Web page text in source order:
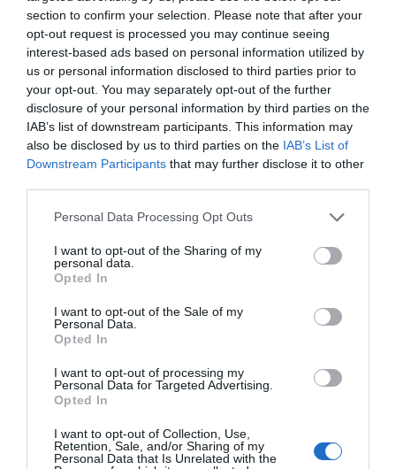
section to confirm your selection. Please note that after your
opt-out request is processed you may continue seeing
interest-based ads based on personal information utilized by
us or personal information disclosed to third parties prior to
your opt-out. You may separately opt-out of the further
disclosure of your personal information by third parties on the
IAB’s list of downstream participants. This information may
also be disclosed by us to third parties on the IAB’s List of
Downstream Participants that may further disclose it to other
Personal Data Processing Opt Outs
I want to opt-out of the Sharing of my
personal data.
Opted In
I want to opt-out of the Sale of my
Personal Data.
Opted In
I want to opt-out of processing my
Personal Data for Targeted Advertising.
Opted In
I want to opt-out of Collection, Use,
Retention, Sale, and/or Sharing of my
Personal Data that Is Unrelated with the
Oír se manifiesta delante de La Mareta:
“Pedro Sánchez es un criminal”
por Redacción
Artículos anteriores
Opinión
Enormes minucias
Nokia, Ericsson... Huawei: lo que importan
son las patentes